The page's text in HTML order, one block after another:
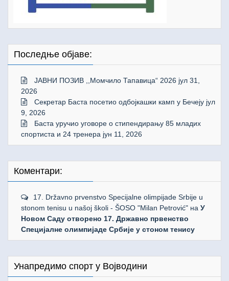
Последње објаве:
ЈАВНИ ПОЗИВ ,,Момчило Тапавица“ 2026 јул 31,
2026
Секретар Баста посетио одбојкашки камп у Бечеју јул
9, 2026
Баста уручио уговоре о стипендирању 85 младих
спортиста и 24 тренера јун 11, 2026
Коментари:
17. Državno prvenstvo Specijalne olimpijade Srbije u
stonom tenisu u našoj školi - ŠOSO "Milan Petrović" на У
Новом Саду отворено 17. Државно првенство
Специјалне олимпијаде Србије у стоном тенису
Унапредимо спорт у Војводини